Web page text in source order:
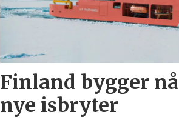
Finland bygger
nye isbryter